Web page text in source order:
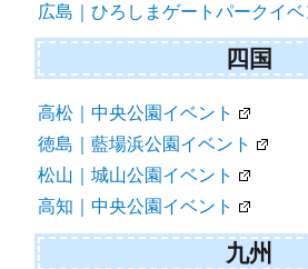
広島｜ひろしまゲートパークイベ
四国
高松｜中央公園イベント
徳島｜藍場浜公園イベント
松山｜城山公園イベント
高知｜中央公園イベント
九州